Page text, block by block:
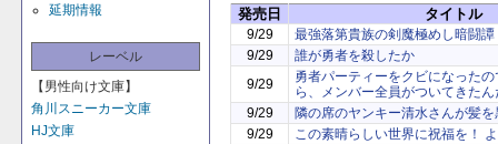
延期情報
レーベル
【男性向け文庫】
角川スニーカー文庫
HJ文庫
発売日 タイトル
9/29
最強落第貴族の剣魔極めし暗闘譚
9/29
誰が勇者を殺したか
9/29
勇者パーティーをクビになった
ら、メンバー全員がついてきたん
9/29
隣の席のヤンキー清水さんが髪
9/29
この素晴らしい世界に祝福を！